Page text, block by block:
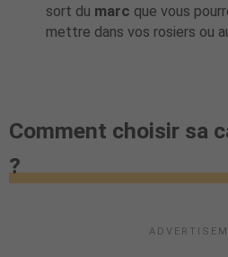
sort du marc que vous
mettre dans vos rosiers ou
Comment choisir sa
?